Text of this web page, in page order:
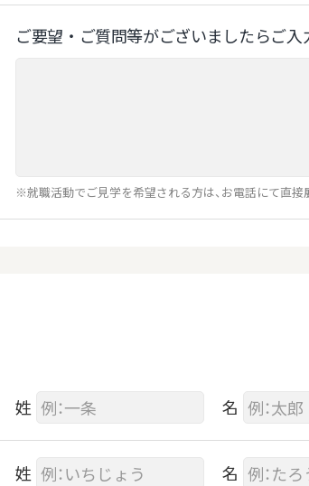
ご要望‧ご質問等がございましたらご⼊
※就職活動でご見学を希望される方は、お電話にて直接
姓 名
姓 名